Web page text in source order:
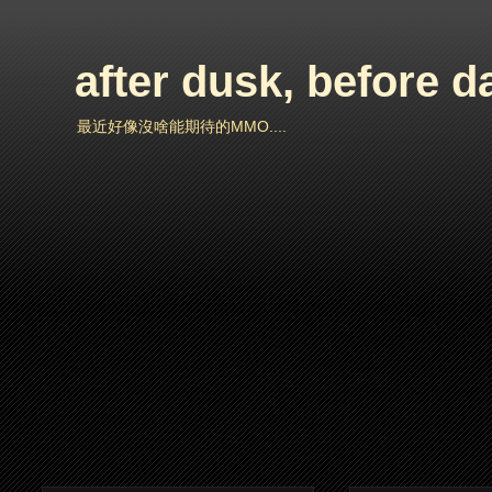
after dusk, before
最近好像沒啥能期待的MMO....